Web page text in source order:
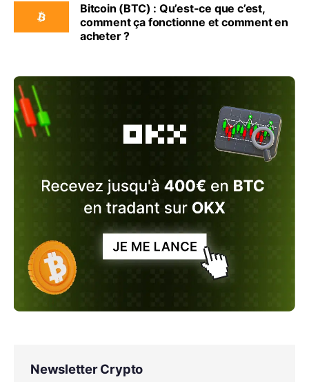
Bitcoin (BTC) : Qu’est-ce que c’est,
comment ça fonctionne et comment en
acheter ?
Newsletter Crypto